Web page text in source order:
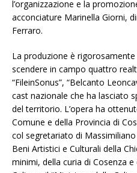
l’organizzazione e la
acconciature Marinella Giorni,
Ferraro.
La produzione è rigorosamente
scendere in campo quattro
“FileinSonus”, “Belcanto
cast nazionale che ha lasciato
del territorio. L’opera ha
Comune e della Provincia di
col segretariato di
Beni Artistici e Culturali della
minimi, della curia di Cosenza